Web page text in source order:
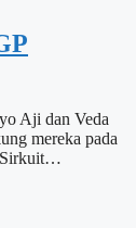
Aji dan Veda
mereka pada
Sirkuit…